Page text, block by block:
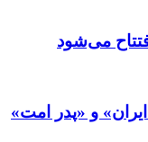
می‌شود
و «پدر امت»